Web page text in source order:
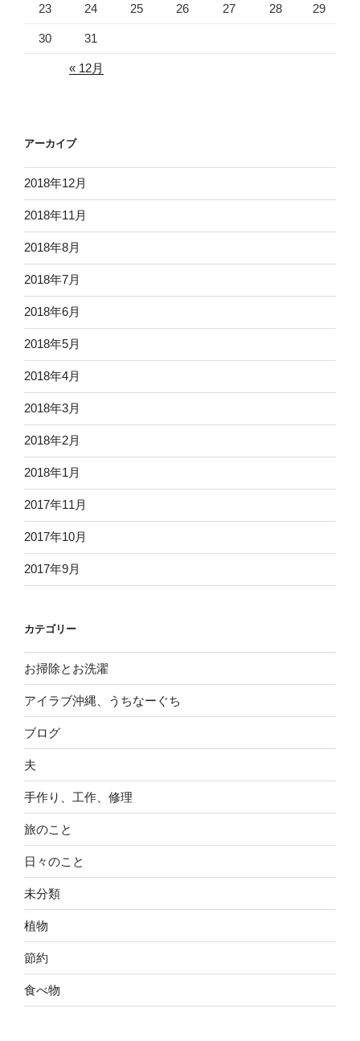
23 24 25 26 27 28 29
30 31
« 12月
アーカイブ
2018年12月
2018年11月
2018年8月
2018年7月
2018年6月
2018年5月
2018年4月
2018年3月
2018年2月
2018年1月
2017年11月
2017年10月
2017年9月
カテゴリー
お掃除とお洗濯
アイラブ沖縄、うちなーぐち
ブログ
夫
手作り、工作、修理
旅のこと
日々のこと
未分類
植物
節約
食べ物